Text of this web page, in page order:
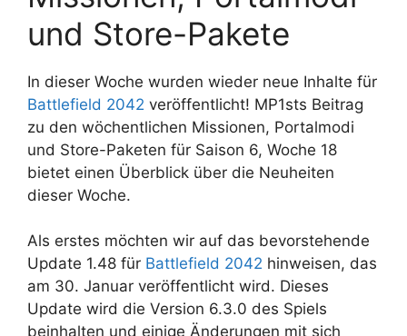
und Store-Pakete
In dieser Woche wurden wieder neue Inhalte für
Battlefield 2042 veröffentlicht! MP1sts Beitrag
zu den wöchentlichen Missionen, Portalmodi
und Store-Paketen für Saison 6, Woche 18
bietet einen Überblick über die Neuheiten
dieser Woche.
Als erstes möchten wir auf das bevorstehende
Update 1.48 für Battlefield 2042 hinweisen, das
am 30. Januar veröffentlicht wird. Dieses
Update wird die Version 6.3.0 des Spiels
beinhalten und einige Änderungen mit sich